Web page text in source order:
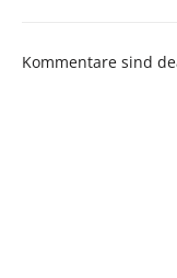
Kommentare sind